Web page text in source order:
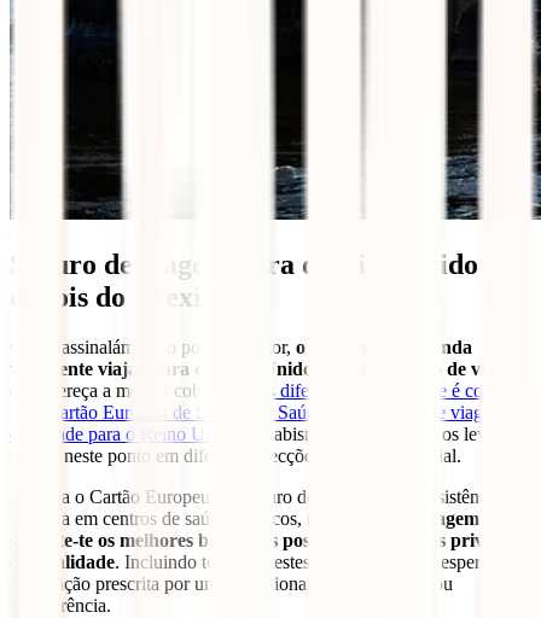
Seguro de viagem para o Reino Unido
depois do Brexit
Como assinalámos no ponto anterior, o governo recomenda
vivamente viajar para o Reino Unido com um seguro de viagem
que ofereça a melhor cobertura.
As diferenças entre o que é coberto
pelo Cartão Europeu de Seguro de Saúde e um seguro de viagem de
qualidade para o Reino Unido
são abismais, e é isso que os leva a
insistir neste ponto em diferentes secções do seu site oficial.
Embora o Cartão Europeu de Seguro de Saúde preste assistência
limitada em centros de saúde públicos, um seguro de viagem
garante-te os melhores benefícios possíveis em centros privados
de qualidade. Incluindo todos os testes necessários sem espera,
medicação prescrita por um profissional, hospitalização ou
transferência.